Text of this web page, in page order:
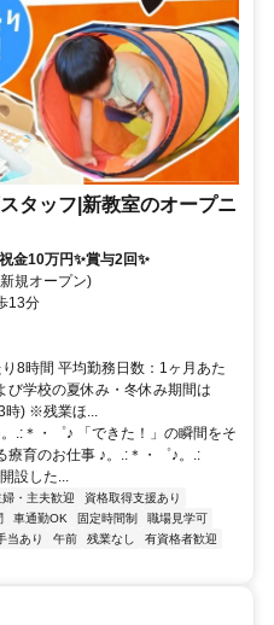
タッフ|新教室のオープニ
金10万円✨賞与2回✨
規オープン)
13分
8時間 平均勤務日数：1ヶ月あた
学校の夏休み・冬休み期間は
時) ※残業ほ...
.:＊・゜♪ 「できた！」の瞬間をそ
育のお仕事 ♪。.:＊・゜♪。.:
設した...
婦・主夫歓迎
資格取得支援あり
車通勤OK 固定時間制
職場見学可
当あり 午前 残業なし
有資格者歓迎